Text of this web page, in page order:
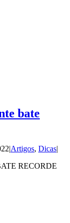
bate
|Artigos, Dicas|
RECORDE